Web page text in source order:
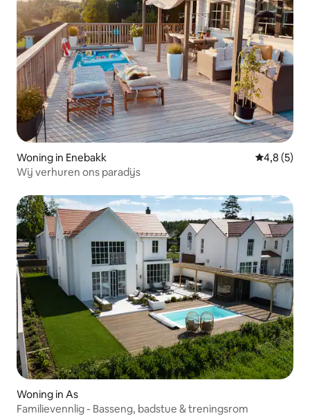
Woning in Enebakk
4,8 (5)
Wij verhuren ons paradijs
Woning in As
Familievennlig - Basseng, badstue & treningsrom